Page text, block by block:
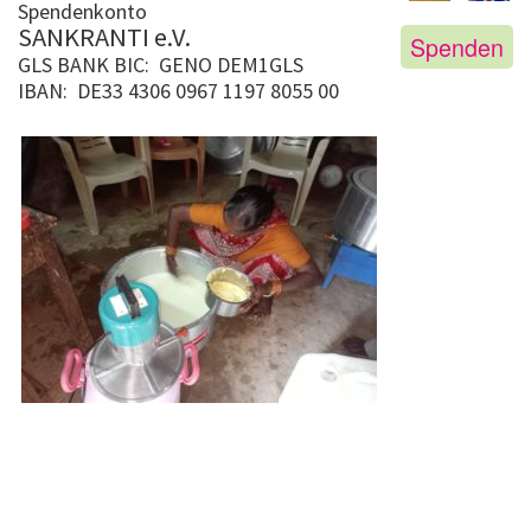
Spendenkonto
SANKRANTI e.V. Spenden
GLS BANK BIC: GENO DEM1GLS
IBAN: DE33 4306 0967 1197 8055 00